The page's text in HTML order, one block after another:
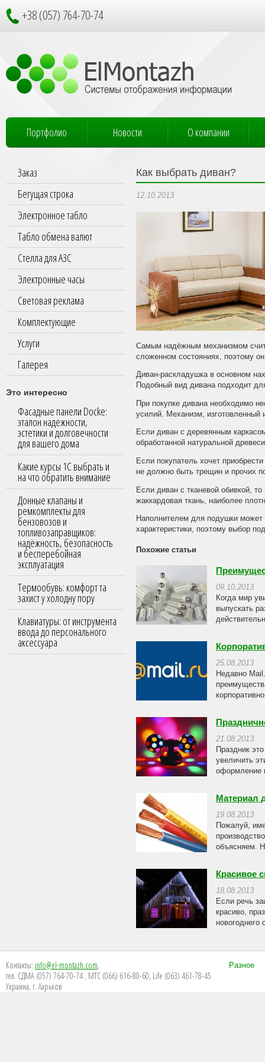
+38 (057) 764-70-74
Портфолио Новости О компании
Заказ
Бегущая строка
Электронное табло
Табло обмена валют
Стелла для АЗС
Электронные часы
Световая реклама
Комплектующие
Услуги
Галерея
Это интересно
Фасадные панели Docke:
эталон надежности,
эстетики и долговечности
для вашего дома
Какие курсы 1С выбрать и
на что обратить внимание
Донные клапаны и
ремкомплекты для
бензовозов и
топливозаправщиков:
надёжность, безопасность
и бесперебойная
эксплуатация
Термообувь: комфорт та
захист у холодну пору
Клавиатуры: от инструмента
ввода до персонального
аксессуара
Как выбрать диван?
12.10.2013
Самым надёжным механизмом
сложенном состояниях, поэтому
Диван-раскладушка в основном
Подобный вид дивана подходит
При покупке дивана необходимо
усилий. Механизм, изготовленный
Если диван с деревянным
обработанной натуральной
Если покупатель хочет
не должно быть трещин и прочих
Если диван с тканевой обивкой,
жаккардовая ткань, наиболее
Наполнителем для подушки может
характеристики, поэтому выбор
Похожие статьи
09.10.2013
Когда мир
выпускать
25.08.2013
Недавно
21.08.2013
Праздник
увеличить
оформление
Материал
19.08.2013
Пожалуй,
объясняем.
Красивое
18.08.2013
Если речь
красиво,
новогоднего
Контакты: info@el-montazh.com,
тел. СДМА (057) 764-70-74 , МТС (066) 616-80-60, Life (063) 461-78-45
Украина, г. Харьков
Разное